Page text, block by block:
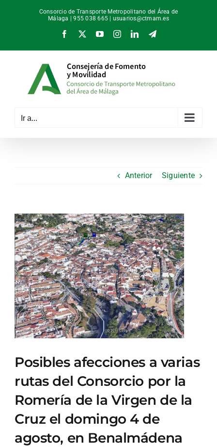
Consorcio de Transporte Metropolitano del Área de
Málaga | 955 038 665 | usuarios@ctmam.es
Facebook
X YouTubeInstagramLinkedInTelegram
Ir a...
Anterior Siguiente
Ver
imagen
más
grande
Posibles afecciones a varias
rutas del Consorcio por la
Romería de la Virgen de la
Cruz el domingo 4 de
agosto, en Benalmádena